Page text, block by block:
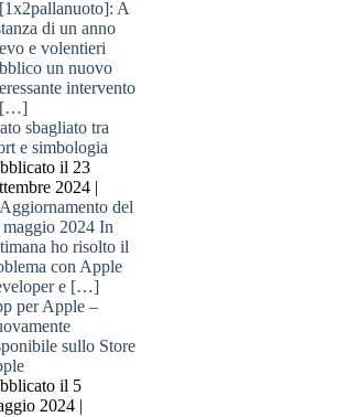
sbagliato tra
e simbologia
il 23
2024 |
per Apple –
sullo Store
il 5
2024 |